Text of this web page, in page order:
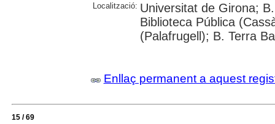
Localització: Universitat de Girona;
Biblioteca Pública
(Palafrugell); B. Terra
Enllaç permanent a aquest
15 / 69